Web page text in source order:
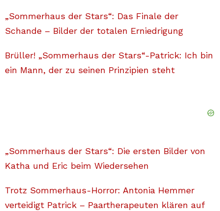
„Sommerhaus der Stars“: Das Finale der
Schande – Bilder der totalen Erniedrigung
Brüller! „Sommerhaus der Stars“-Patrick: Ich bin
ein Mann, der zu seinen Prinzipien steht
„Sommerhaus der Stars“: Die ersten Bilder von
Katha und Eric beim Wiedersehen
Trotz Sommerhaus-Horror: Antonia Hemmer
verteidigt Patrick – Paartherapeuten klären auf